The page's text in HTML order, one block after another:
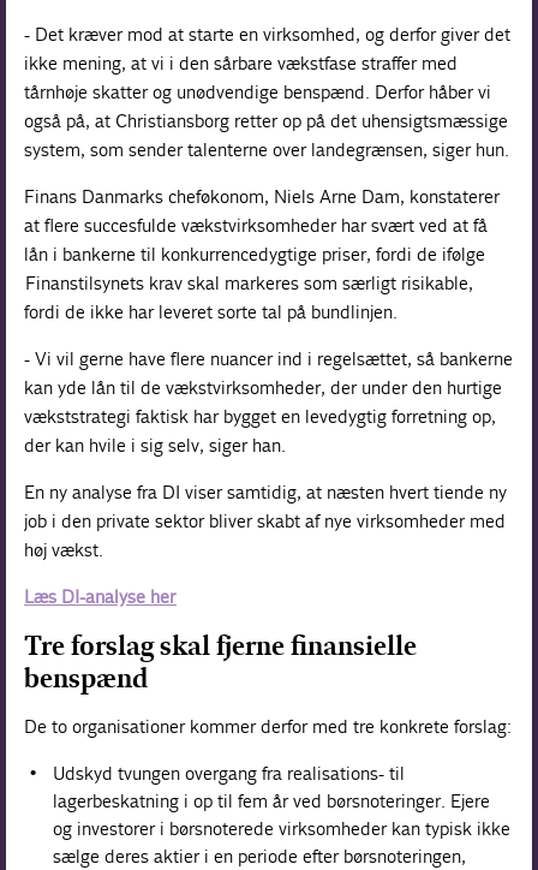
- Det kræver mod at starte en virksomhed, og derfor giver det
ikke mening, at vi i den sårbare vækstfase straffer med
tårnhøje skatter og unødvendige benspænd. Derfor håber vi
også på, at Christiansborg retter op på det uhensigtsmæssige
system, som sender talenterne over landegrænsen, siger hun.
Finans Danmarks cheføkonom, Niels Arne Dam, konstaterer
at flere succesfulde vækstvirksomheder har svært ved at få
lån i bankerne til konkurrencedygtige priser, fordi de ifølge
Finanstilsynets krav skal markeres som særligt risikable,
fordi de ikke har leveret sorte tal på bundlinjen.
- Vi vil gerne have flere nuancer ind i regelsættet, så bankerne
kan yde lån til de vækstvirksomheder, der under den hurtige
vækststrategi faktisk har bygget en levedygtig forretning op,
der kan hvile i sig selv, siger han.
En ny analyse fra DI viser samtidig, at næsten hvert tiende ny
job i den private sektor bliver skabt af nye virksomheder med
høj vækst.
Læs DI-analyse her
Tre forslag skal fjerne finansielle
benspænd
De to organisationer kommer derfor med tre konkrete forslag:
Udskyd tvungen overgang fra realisations- til
lagerbeskatning i op til fem år ved børsnoteringer. Ejere
og investorer i børsnoterede virksomheder kan typisk ikke
sælge deres aktier i en periode efter børsnoteringen,